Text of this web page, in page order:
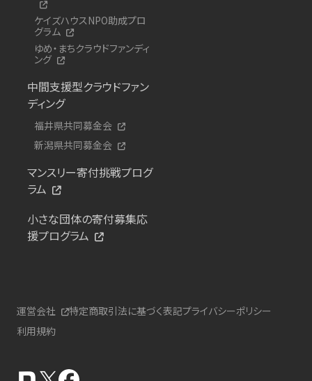
ケイズハウスNPO助成プロ
グラム
ゆめ・まちクラウドファンディ
ング
中間支援型クラウドファン
ディング
福井県共同募金会
新潟県共同募金会
マンスリー寄付挑戦プログ
ラム
小さな団体の寄付募集応
援プログラム
運営会社 特定商取引法に基づく表記プライバシーポリシー
利用規約